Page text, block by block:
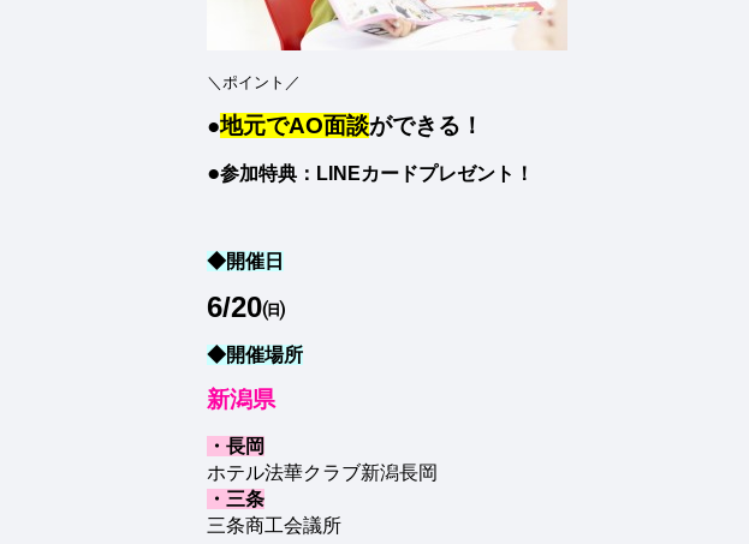
＼ポイント／
●地元でAO面談ができる！
●参加特典：LINEカードプレゼント！
◆開催日
6/20㈰
◆開催場所
新潟県
・長岡
ホテル法華クラブ新潟長岡
・三条
三条商工会議所